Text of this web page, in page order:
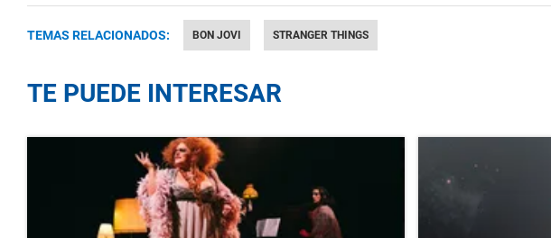
TEMAS RELACIONADOS: BON JOVI STRANGER THINGS
TE PUEDE INTERESAR